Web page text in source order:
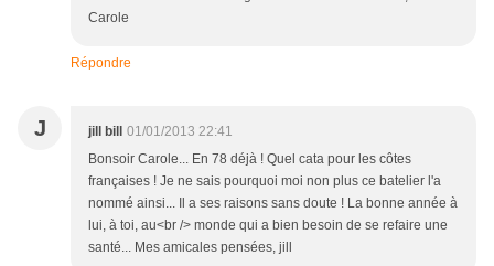
Carole
Répondre
J jill bill
01/01/2013 22:41
Bonsoir Carole... En 78 déjà ! Quel cata pour les côtes
françaises ! Je ne sais pourquoi moi non plus ce batelier l'a
nommé ainsi... Il a ses raisons sans doute ! La bonne année à
lui, à toi, au<br /> monde qui a bien besoin de se refaire une
santé... Mes amicales pensées, jill